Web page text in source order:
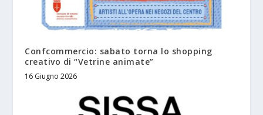
Confcommercio: sabato torna lo shopping
creativo di “Vetrine animate”
16 Giugno 2026